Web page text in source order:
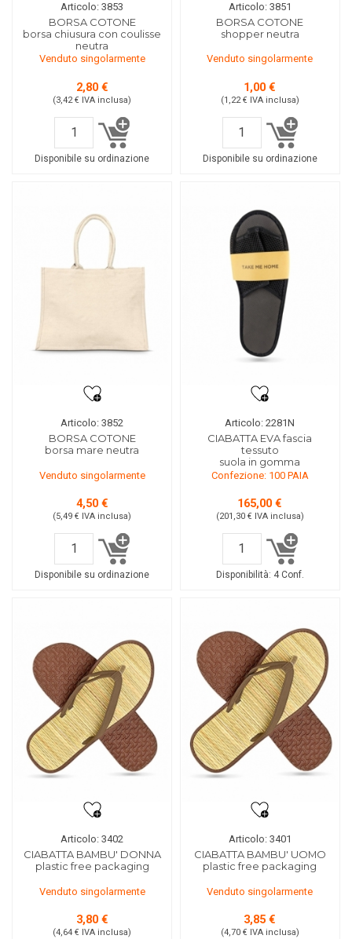
Articolo: 3853
BORSA COTONE
borsa chiusura con coulisse
neutra
Venduto singolarmente
2,80 €
(3,42 € IVA inclusa)
Disponibile su ordinazione
Articolo: 3851
BORSA COTONE
shopper neutra
Venduto singolarmente
1,00 €
(1,22 € IVA inclusa)
Disponibile su ordinazione
Articolo: 3852
BORSA COTONE
borsa mare neutra
Venduto singolarmente
4,50 €
(5,49 € IVA inclusa)
Disponibile su ordinazione
Articolo: 2281N
CIABATTA EVA fascia
tessuto
suola in gomma
Confezione: 100 PAIA
165,00 €
(201,30 € IVA inclusa)
Disponibilità: 4 Conf.
Articolo: 3402
CIABATTA BAMBU' DONNA
plastic free packaging
Venduto singolarmente
3,80 €
(4,64 € IVA inclusa)
Articolo: 3401
CIABATTA BAMBU' UOMO
plastic free packaging
Venduto singolarmente
3,85 €
(4,70 € IVA inclusa)